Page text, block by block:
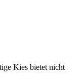
Kies bietet nicht